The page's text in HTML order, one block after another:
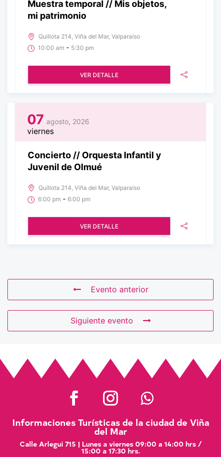
Muestra temporal // Mis objetos,
mi patrimonio
Quillota 214, Viña del Mar, Valparaíso
10:00 am - 5:30 pm
VER DETALLE
07 agosto, 2026
viernes
Concierto // Orquesta Infantil y
Juvenil de Olmué
Quillota 214, Viña del Mar, Valparaíso
6:00 pm - 6:00 pm
VER DETALLE
Evento anterior
Siguiente evento
Informaciones Turísticas de la ciudad de Viña
del Mar
Calle Arlegui 715 | Lunes a viernes 09:00 a 14:00 hrs /
15:00 a 17:30 hrs.